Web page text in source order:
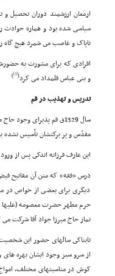
ارمغان ارزشمند دوران تحصیل
سیاسى شده بود و هماره حوادث
ناپاک و غاصب مى شمرد هیچ گاه
افرادى که براى مشورت به
و بنى عباس قلمداد مى کرد(
[3]
)
تدریس و تهذیب در قم
سال 1329ق قم پذیراى
مقدّس و پر برکتشان تأسیس نشده
این عارف فرزانه اندکى پس از
درس «فقه» که متن آن مفاتیح
دیگرى براى بعضى از خواص در
حرم مطهر حضرت معصومه (علیها
نماز حاج میرزا جواد آقا شرکت مى
تابناکى سالهاى حضور این
از سرو سبز وجود ایشان بهره
کوش در مناسبتهاى مختلف،